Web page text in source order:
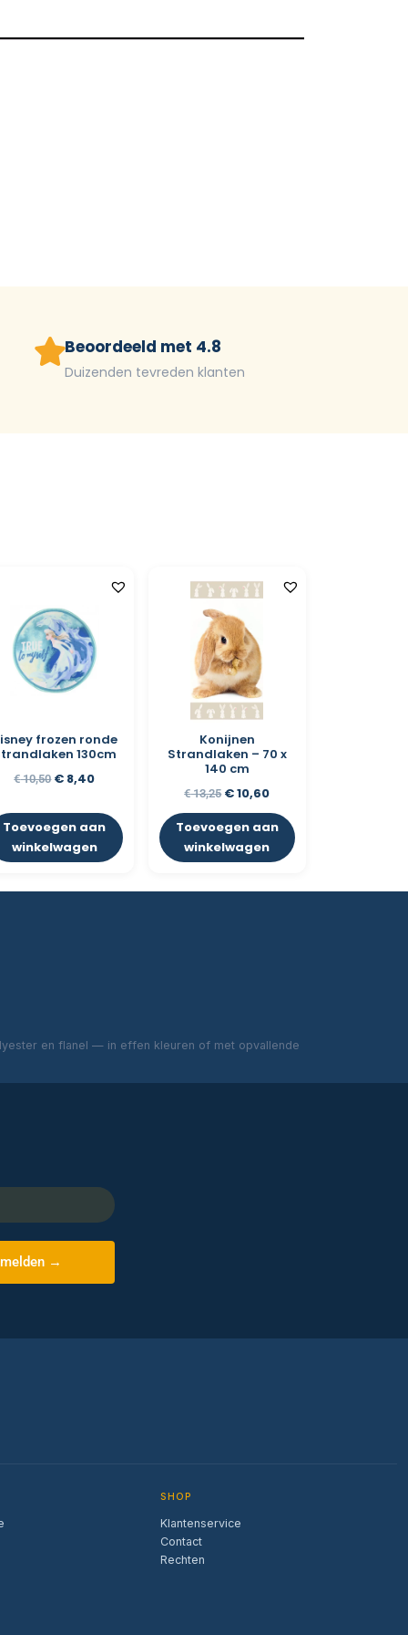
Beoordeeld met 4.8
Duizenden tevreden klanten
frozen ronde
130cm
€10,50 € 8,40
Toevoegen aan
winkelwagen
Konijnen
Strandlaken – 70 x
140 cm
€13,25 €10,60
Toevoegen aan
winkelwagen
en flanel — in effen kleuren of met opvallende
→
SHOP
Klantenservice
Contact
Rechten